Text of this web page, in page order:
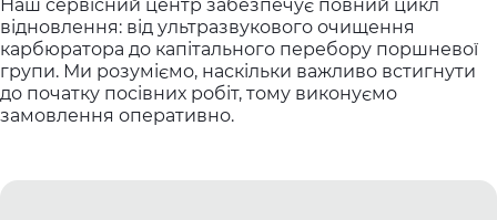
Наш сервісний центр забезпечує повний цикл
відновлення: від ультразвукового очищення
карбюратора до капітального перебору поршневої
групи. Ми розуміємо, наскільки важливо встигнути
до початку посівних робіт, тому виконуємо
замовлення оперативно.